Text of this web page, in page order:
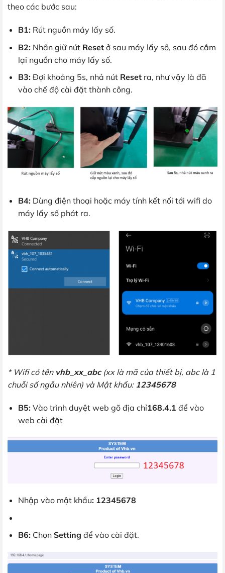
theo các bước sau:
B1:Rút nguồn máy lấy số.
B2: Nhấn giữ nút Resetở sau máy lấy số, sau đó cắm
lại nguồn cho máy lấy số.
B3: Đợi khoảng 5s, nhả nút Reset ra, như vậy là đã
vào chế độ cài đặt thành công.
B4: Dùng điện thoại hoặc máy tính kết nối tới wifi do
máy lấy số phát ra.
* Wifi có tênvhb_xx_abc (xx là mã của thiết bị, abc là 1
chuỗi số ngẫu nhiên) và Mật khẩu: 12345678
B5: Vào trình duyệt web gõ địa chỉ168.4.1 để vào
web cài đặt
Nhập vào mật khẩu: 12345678
B6: Chọn Setting để vào cài đặt.